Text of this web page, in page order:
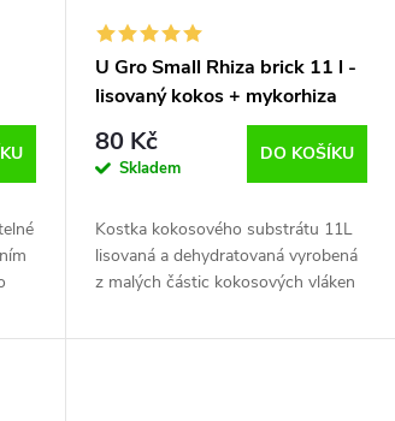
U Gro Small Rhiza brick 11 l -
lisovaný kokos + mykorhiza
80 Kč
Skladem
DO KOŠÍKU
Kostka kokosového substrátu 11L
lisovaná a dehydratovaná vyrobená
z malých částic kokosových vláken
vláken. Obohacená o